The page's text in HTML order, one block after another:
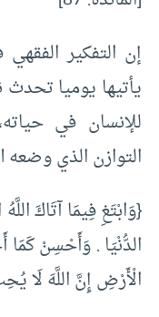
إن التفكير
يأتيها يوميا
للإنسان في
التوازن الذي وضعه
{وَابْتَغِ فِيمَا آتَاكَ
الدُّنْيَا . وَأَحْسِنْ كَمَا
الْأَرْضِ إِنَّ اللَّهَ لَا